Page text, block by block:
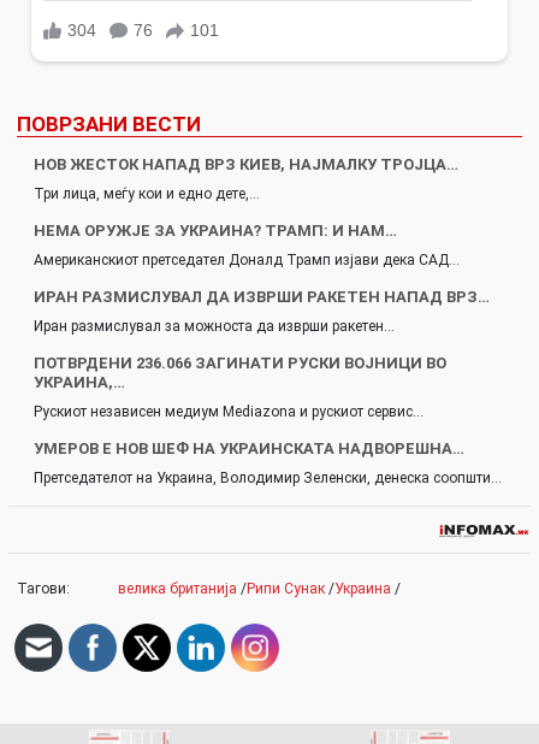
ПОВРЗАНИ ВЕСТИ
НОВ ЖЕСТОК НАПАД ВРЗ КИЕВ, НАЈМАЛКУ ТРОЈЦА…
Три лица, меѓу кои и едно дете,…
НЕМА ОРУЖЈЕ ЗА УКРАИНА? ТРАМП: И НАМ…
Американскиот претседател Доналд Трамп изјави дека САД…
ИРАН РАЗМИСЛУВАЛ ДА ИЗВРШИ РАКЕТЕН НАПАД ВРЗ…
Иран размислувал за можноста да изврши ракетен…
ПОТВРДЕНИ 236.066 ЗАГИНАТИ РУСКИ ВОЈНИЦИ ВО
УКРАИНА,…
Рускиот независен медиум Mediazona и рускиот сервис…
УМЕРОВ Е НОВ ШЕФ НА УКРАИНСКАТА НАДВОРЕШНА…
Претседателот на Украина, Володимир Зеленски, денеска соопшти…
Тагови: велика британија /Рипи Сунак /Украина /